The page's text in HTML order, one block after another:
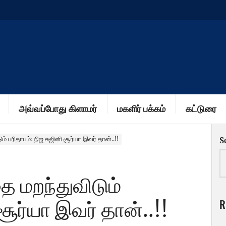
அவ்வப்போது கிளாமர் மகளிர் பக்கம் கட்டுரை
பரிதாபம்: நிஜ கஜினி சூர்யா இவர் தான்..!!
மறந்துவிடும்
சூர்யா இவர் தான்..!!